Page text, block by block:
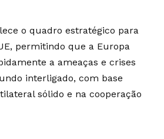
o quadro estratégico para
permitindo que a Europa
a ameaças e crises
interligado, com base
sólido e na cooperação